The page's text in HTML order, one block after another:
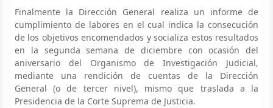
Finalmente la Dirección General realiza un informe de
cumplimiento de labores en el cual indica la consecución
de los objetivos encomendados y socializa estos resultados
en la segunda semana de diciembre con ocasión del
aniversario del Organismo de Investigación Judicial,
mediante una rendición de cuentas de la Dirección
General (o de tercer nivel), mismo que traslada a la
Presidencia de la Corte Suprema de Justicia.